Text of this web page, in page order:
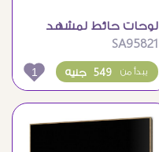
لوحات حائط لمشهد
شتوي هادئ مع الغزلان
SA95821
549 جنيه يبدأ من 1